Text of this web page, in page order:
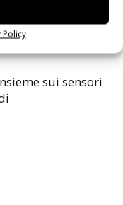
Policy
sui sensori